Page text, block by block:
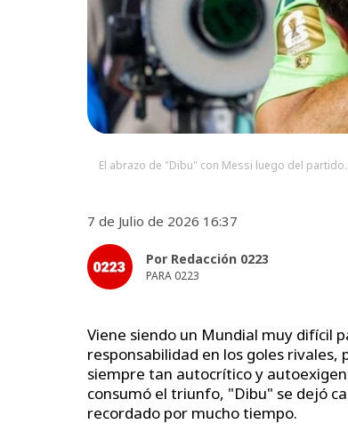
El abrazo de "Dibu" con Messi luego del partido.
7 de Julio de 2026 16:37
Por Redacción 0223
PARA 0223
Viene siendo un Mundial muy difícil
responsabilidad en los goles
siempre tan autocrítico y
consumó el triunfo, "Dibu" se dejó
recordado por mucho tiempo.